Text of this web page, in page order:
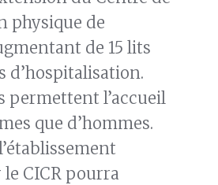
physique de
de 15 lits
d’hospitalisation.
permettent l’accueil
que d’hommes.
CICR pourra